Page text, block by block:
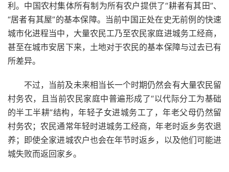
利。中国农村集体所有制为所有农户提供了“耕者有其田”、
“居者有其屋”的基本保障。当前中国正处在史无前例的快速
城市化进程当中，大量农民工乃至农民家庭进城务工经商，
甚至在城市安居下来，土地对于农民的基本保障与过去已有
所差异。
不过，当前及未来相当长一个时期仍然会有大量农民留
村务农，且当前农民家庭中普遍形成了“以代际分工为基础
的半工半耕”结构，年轻子女进城务工了，年老父母仍然留
村务农；农民通常年轻时进城务工经商，年老时返乡务农退
养；即使全家进城农户也会在年节时返乡，以及他们可能进
城失败而返回家乡。